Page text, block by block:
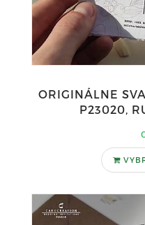
ORIGINÁLNE
P23020,